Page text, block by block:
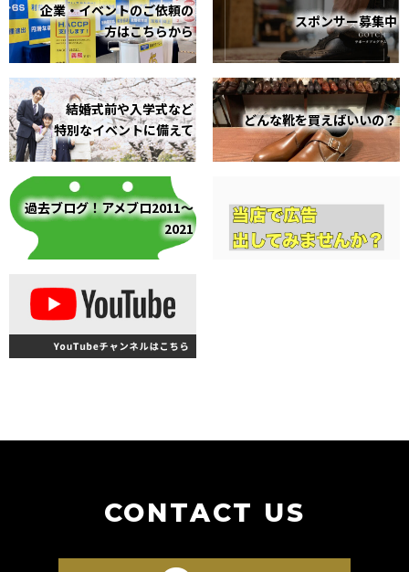
企業・イベントのご依頼の
方はこちらから
スポンサー募集中
結婚式前や入学式など
特別なイベントに備えて
どんな靴を買えばいいの？
過去ブログ！アメブロ2011～
2021
CONTACT US